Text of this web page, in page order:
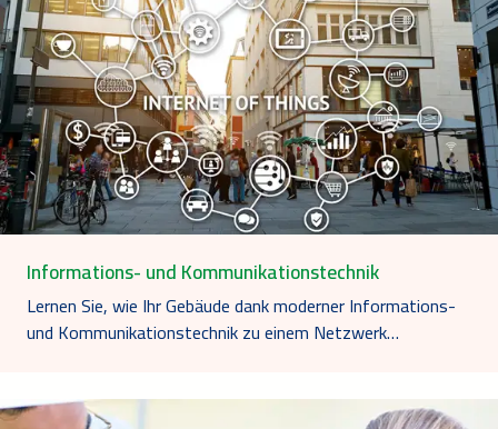
Informations- und Kommunikationstechnik
Lernen Sie, wie Ihr Gebäude dank moderner Informations-
und Kommunikationstechnik zu einem Netzwerk…